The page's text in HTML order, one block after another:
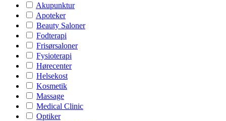
Akupunktur
Apoteker
Beauty Saloner
Fodterapi
Frisørsaloner
Fysioterapi
Hørecenter
Helsekost
Kosmetik
Massage
Medical Clinic
Optiker